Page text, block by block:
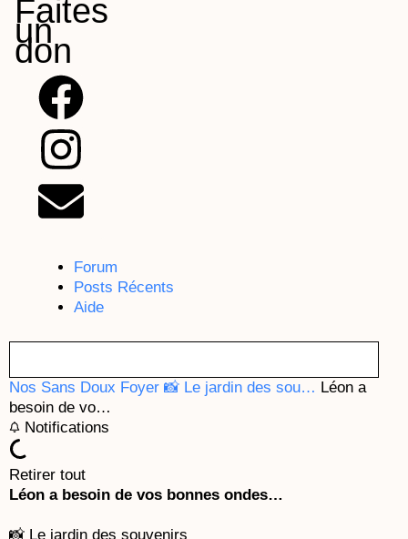
Faites
un
don
F
a
c
e
b
o
o
k
I
n
s
t
a
g
r
a
m
E
n
v
e
l
o
p
e
Forum
Posts Récents
Aide
Nos Sans Doux Foyer 📸 Le jardin des sou… Léon a
besoin de vo…
Notifications
Retirer tout
Léon a besoin de vos bonnes ondes…
📸 Le jardin des souvenirs